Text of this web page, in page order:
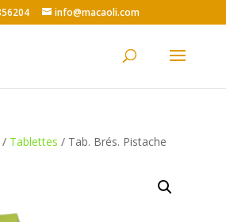
info@macaoli.com
/ Tablettes / Tab. Brés. Pistache